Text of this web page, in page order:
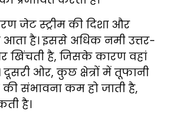
जेट स्ट्रीम की दिशा और
है। इससे अधिक नमी उत्तर-
खिंचती है, जिसके कारण वहां
दूसरी ओर, कुछ क्षेत्रों में तूफानी
संभावना कम हो जाती है,
है।